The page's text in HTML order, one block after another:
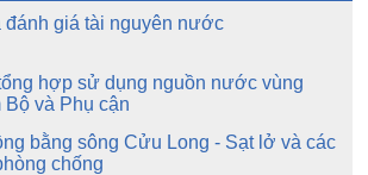
đánh giá tài nguyên nước
hợp sử dụng nguồn nước vùng
và Phụ cận
bằng sông Cửu Long - Sạt lở và các
chống